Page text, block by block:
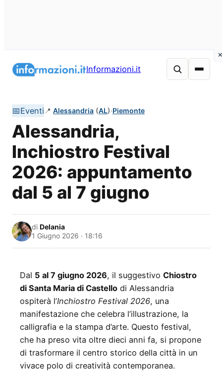
Informazioni.it
📅Eventi 📍 Alessandria (AL)·Piemonte
Alessandria,
Inchiostro Festival
2026: appuntamento
dal 5 al 7 giugno
di Delania
1 Giugno 2026 · 18:16
Dal 5 al 7 giugno 2026, il suggestivo Chiostro
di Santa Maria di Castello di Alessandria
ospiterà l’Inchiostro Festival 2026, una
manifestazione che celebra l’illustrazione, la
calligrafia e la stampa d’arte. Questo festival,
che ha preso vita oltre dieci anni fa, si propone
di trasformare il centro storico della città in un
vivace polo di creatività contemporanea.